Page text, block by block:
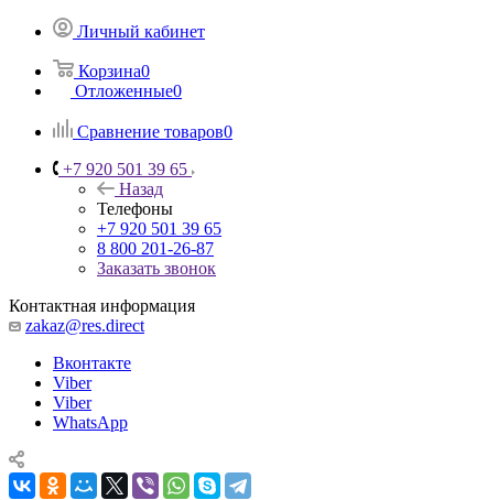
Личный кабинет
Корзина0
Отложенные0
Сравнение товаров0
+7 920 501 39 65
Назад
Телефоны
+7 920 501 39 65
8 800 201-26-87
Заказать звонок
Контактная информация
zakaz@res.direct
Вконтакте
Viber
Viber
WhatsApp